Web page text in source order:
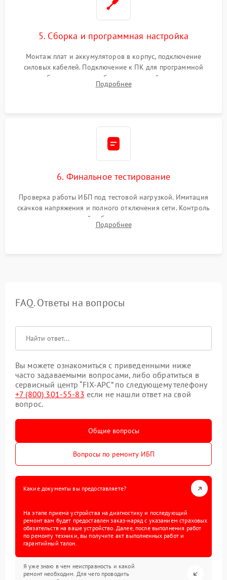
5. Сборка и программная настройка
Монтаж плат и аккумуляторов в корпус, подключение
силовых кабелей. Подключение к ПК для программной
калибровки констант батареи, настройки порогов
срабатывания AVR и сброса счетчиков старения АКБ.
Подробнее
6. Финальное тестирование
Проверка работы ИБП под тестовой нагрузкой. Имитация
скачков напряжения и полного отключения сети. Контроль
времени автономной работы, температурного режима и
корректности формы выходного сигнала.
Подробнее
FAQ. Ответы на вопросы
Вы можете ознакомиться с приведенными ниже
часто задаваемыми вопросами, либо обратиться в
сервисный центр “FIX-APC” по следующему телефону
+7 (800) 301-55-83 если не нашли ответ на свой
вопрос.
Общие вопросы
Вопросы по ремонту ИБП
Какие документы вы предоставляете?
На этапе приема устройства на диагностику и последующий
ремонт вам будет предоставлен заказ-наряд с указанием страховых
обязательств на ваше устройство. Далее, после выполнения работ
по ремонту техники, вы получите акт выполненных работ и
гарантийный талон.
Я уже знаю в чем неисправность и какой
ремонт необходим. Для чего проводить